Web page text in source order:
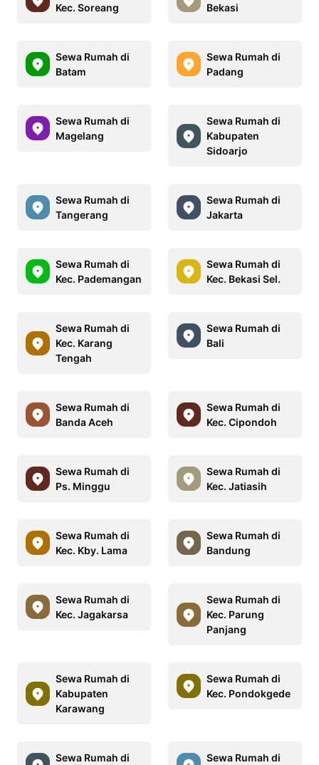
Kec. Soreang
Bekasi
Sewa Rumah di
Batam
Sewa Rumah di
Padang
Sewa Rumah di
Magelang
Sewa Rumah di
Kabupaten
Sidoarjo
Sewa Rumah di
Tangerang
Sewa Rumah di
Jakarta
Sewa Rumah di
Kec. Pademangan
Sewa Rumah di
Kec. Bekasi Sel.
Sewa Rumah di
Kec. Karang
Tengah
Sewa Rumah di
Bali
Sewa Rumah di
Banda Aceh
Sewa Rumah di
Kec. Cipondoh
Sewa Rumah di
Ps. Minggu
Sewa Rumah di
Kec. Jatiasih
Sewa Rumah di
Kec. Kby. Lama
Sewa Rumah di
Bandung
Sewa Rumah di
Kec. Jagakarsa
Sewa Rumah di
Kec. Parung
Panjang
Sewa Rumah di
Kabupaten
Karawang
Sewa Rumah di
Kec. Pondokgede
Sewa Rumah di
Sewa Rumah di